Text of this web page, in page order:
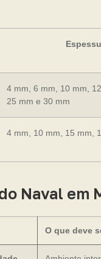
4 mm, 6 mm, 10 mm,
25 mm e 30 mm
4 mm, 10 mm, 15 mm,
Naval em
O que deve